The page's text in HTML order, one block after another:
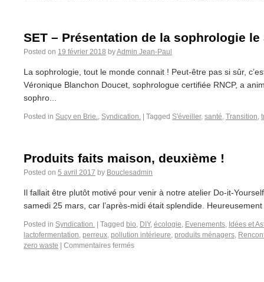
SET – Présentation de la sophrologie le
Posted on 19 février 2018 byAdmin Jean-Paul
La sophrologie, tout le monde connait ! Peut-être pas si sûr,
Véronique Blanchon Doucet, sophrologue certifiée RNCP, a
sophro...
Posted in Sucy en Brie., Syndication. Tagged S'éveiller, santé, Transition,
Produits faits maison, deuxième !
Posted on 5 avril 2017 by Bouclesadmin
Il fallait être plutôt motivé pour venir à notre atelier Do-it-
samedi 25 mars, car l’après-midi était splendide.
Posted in Syndication. Tagged bio, DIY, écologie, Evenements, Idées et
lactofermentation, perreux, pollution intérieure, produits ménagers,
zero waste
Commentaires fermés